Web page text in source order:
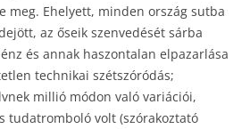
meg. Ehelyett, minden ország sutba
az őseik szenvedését sárba
és annak haszontalan elpazarlása
technikai szétszóródás;
millió módon való variációi,
tudatromboló volt (szórakoztató